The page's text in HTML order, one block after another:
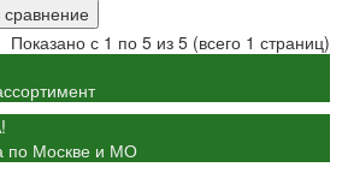
сравнение
Показано с 1 по 5 из 5 (всего 1 страниц)
по Москве и МО